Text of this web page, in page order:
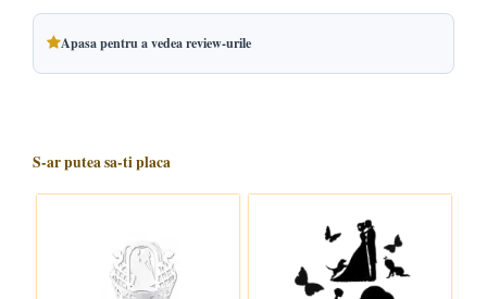
Apasa pentru a vedea review-urile
S-ar putea sa-ti placa